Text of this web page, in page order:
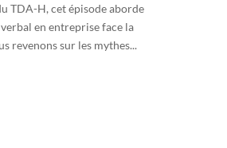
TDA-H, cet épisode aborde
en entreprise face la
revenons sur les mythes...